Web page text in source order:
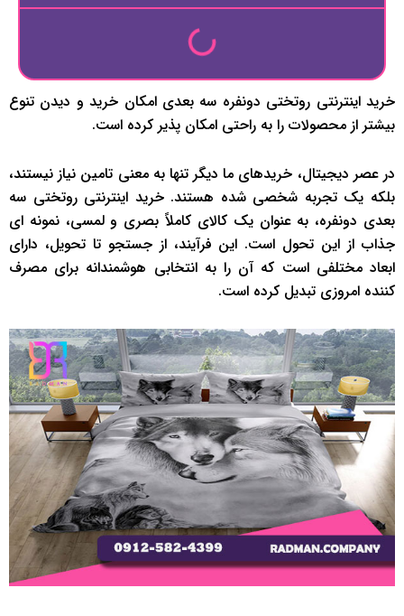
خرید اینترنتی روتختی دونفره سه بعدی امکان خرید و دیدن تنوع
بیشتر از محصولات را به راحتی امکان پذیر کرده است.
در عصر دیجیتال، خریدهای ما دیگر تنها به معنی تامین نیاز نیستند،
بلکه یک تجربه شخصی شده هستند. خرید اینترنتی روتختی سه
بعدی دونفره، به عنوان یک کالای کاملاً بصری و لمسی، نمونه ای
جذاب از این تحول است. این فرآیند، از جستجو تا تحویل، دارای
ابعاد مختلفی است که آن را به انتخابی هوشمندانه برای مصرف
کننده امروزی تبدیل کرده است.